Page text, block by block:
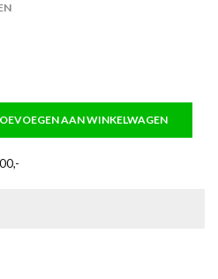
AAN WINKELWAGEN